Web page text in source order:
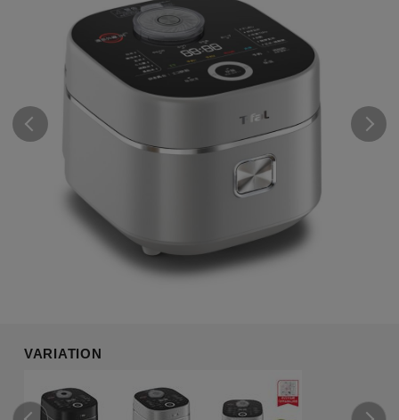
VARIATION